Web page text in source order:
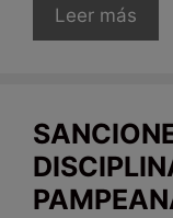
Leer más